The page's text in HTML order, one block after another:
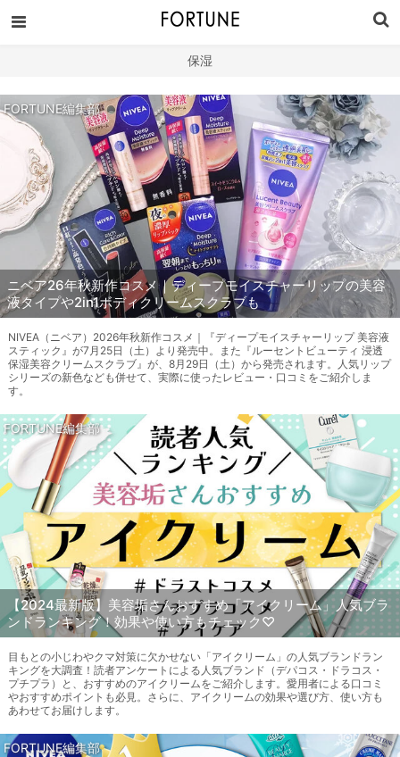
保湿
FORTUNE編集部
ニベア26年秋新作コスメ｜ディープモイスチャーリップの美容
液タイプや2in1ボディクリームスクラブも
NIVEA（ニベア）2026年秋新作コスメ｜『ディープモイスチャーリップ 美容液
スティック』が7月25日（土）より発売中。また『ルーセントビューティ 浸透
保湿美容クリームスクラブ』が、8月29日（土）から発売されます。人気リップ
シリーズの新色なども併せて、実際に使ったレビュー・口コミをご紹介しま
す。
FORTUNE編集部
【2024最新版】美容垢さんおすすめ「アイクリーム」人気ブラ
ンドランキング！効果や使い方もチェック♡
目もとの小じわやクマ対策に欠かせない「アイクリーム」の人気ブランドラン
キングを大調査！読者アンケートによる人気ブランド（デパコス・ドラコス・
プチプラ）と、おすすめのアイクリームをご紹介します。愛用者による口コミ
やおすすめポイントも必見。さらに、アイクリームの効果や選び方、使い方も
あわせてお届けします。
FORTUNE編集部